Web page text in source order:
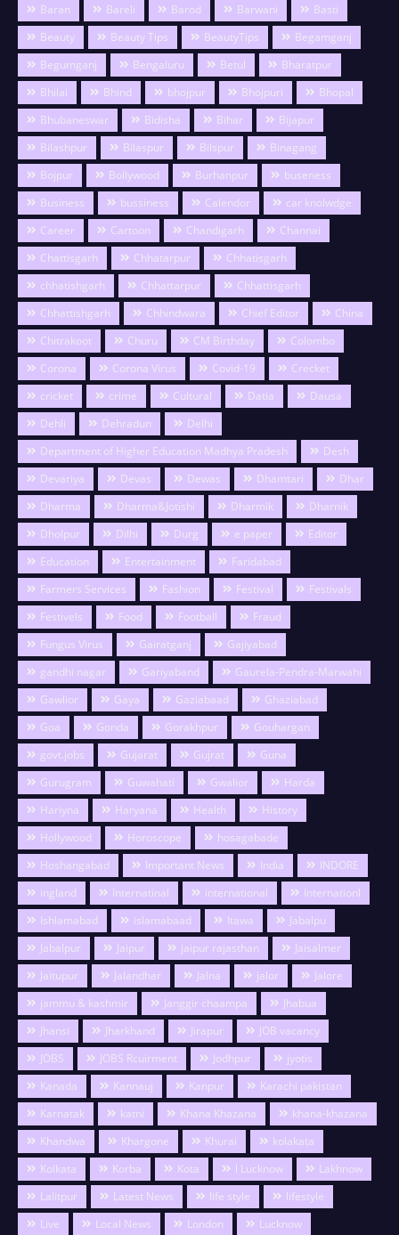
Baran
Bareli Barod Barwani
Basti
Beauty
Beauty Tips BeautyTips
Begamganj
Begumganj
Bengaluru Betul
Bharatpur
Bhilai
Bhind bhojpur Bhojpuri
Bhopal
Bhubaneswar
Bidisha Bihar
Bijapur
Bilashpur
Bilaspur Bilspur
Binagang
Bojpur
Bollywood Burhanpur
buseness
Business
bussiness Calendor
car knolwdge
Career
Cartoon Chandigarh
Channai
Chattisgarh
Chhatarpur
Chhatisgarh
chhatishgarh
Chhattarpur
Chhattisgarh
Chhattishgarh
Chhindwara Chief Editor
China
Chitrakoot
Churu CM Birthday
Colombo
Corona
Corona Virus Covid-19
Crecket
cricket
crime Cultural Datia
Dausa
Dehli
Dehradun
Delhi
Department of Higher Education Madhya Pradesh
Desh
Devariya
Devas Dewas Dhamtari
Dhar
Dharma
Dharma&Jotishi Dharmik
Dharnik
Dholpur
Dilhi Durg e paper
Editor
Education
Entertainment
Faridabad
Farmers Services
Fashion Festival
Festivals
Festivels
Food Football
Fraud
Fungus Virus
Gairatganj
Gajiyabad
gandhi nagar
Gariyaband
Gaurela-Pendra-Marwahi
Gawlior
Gaya Gaziabaad
Ghaziabad
Goa
Gonda Gorakhpur
Gouhargan
govt.jobs
Gujarat Gujrat
Guna
Gurugram
Guwahati Gwalior
Harda
Hariyna
Haryana Health
History
Hollywood
Horoscope
hosagabade
Hoshangabad
Important News India
INDORE
ingland
Internatinal international
Internationl
Ishlamabad
islamabaad Itawa
Jabalpu
Jabalpur
Jaipur jaipur rajasthan
Jaisalmer
Jaitupur
Jalandhar Jalna jalor
Jalore
jammu & kashmir
Janggir chaampa
Jhabua
Jhansi
Jharkhand Jirapur
JOB vacancy
JOBS
JOBS Rcuirment Jodhpur
jyotis
Kanada
Kannauj Kanpur
Karachi pakistan
Karnatak
katni Khana Khazana
khana-khazana
Khandwa
Khargone Khurai
kolakata
Kolkata
Korba Kota l Lucknow
Lakhnow
Lalitpur
Latest News life style
lifestyle
Live
Local News London
Lucknow